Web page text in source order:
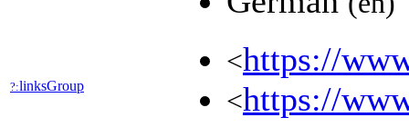
?:linksGroup
<https://
<https://